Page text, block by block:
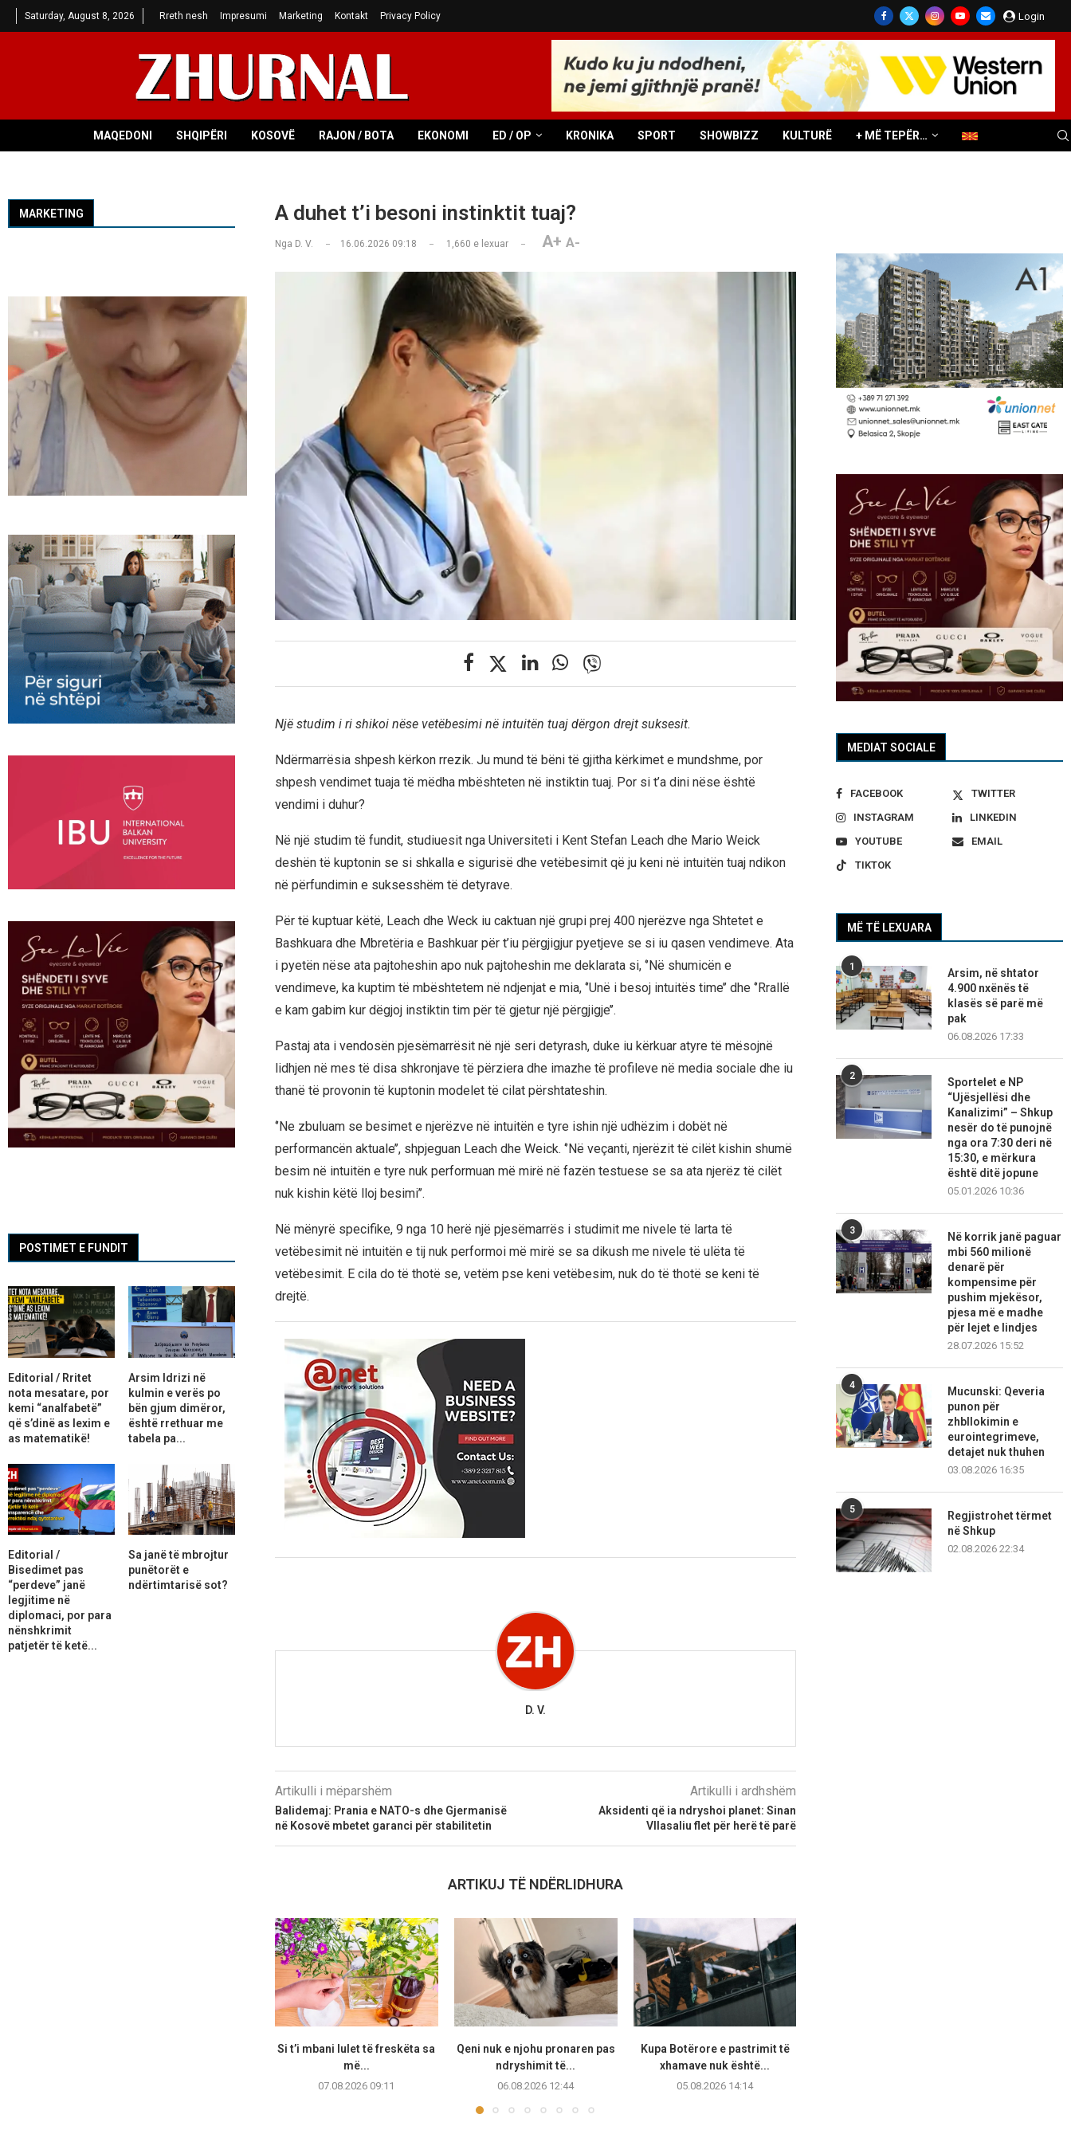
Saturday, August 8, 2026 Rreth nesh Impresumi Marketing Kontakt Privacy Policy Login
MAQEDONI SHQIPËRI KOSOVË RAJON / BOTA EKONOMI ED / OP KRONIKA SPORT SHOWBIZZ KULTURË + MË TEPËR…
A duhet t’i besoni instinktit tuaj?
Nga D. V. 16.06.2026 09:18 1,660 e lexuar A+ A-
Një studim i ri shikoi nëse vetëbesimi në intuitën tuaj dërgon drejt suksesit.
Ndërmarrësia shpesh kërkon rrezik. Ju mund të bëni të gjitha kërkimet e mundshme, por
shpesh vendimet tuaja të mëdha mbështeten në instiktin tuaj. Por si t’a dini nëse është
vendimi i duhur?
Në një studim të fundit, studiuesit nga Universiteti i Kent Stefan Leach dhe Mario Weick
deshën të kuptonin se si shkalla e sigurisë dhe vetëbesimit që ju keni në intuitën tuaj ndikon
në përfundimin e suksesshëm të detyrave.
Për të kuptuar këtë, Leach dhe Weck iu caktuan një grupi prej 400 njerëzve nga Shtetet e
Bashkuara dhe Mbretëria e Bashkuar për t’iu përgjigjur pyetjeve se si iu qasen vendimeve. Ata
i pyetën nëse ata pajtoheshin apo nuk pajtoheshin me deklarata si, ‘’Në shumicën e
vendimeve, ka kuptim të mbështetem në ndjenjat e mia, ‘’Unë i besoj intuitës time’’ dhe ‘’Rrallë
e kam gabim kur dëgjoj instiktin tim për të gjetur një përgjigje’’.
Pastaj ata i vendosën pjesëmarrësit në një seri detyrash, duke iu kërkuar atyre të mësojnë
lidhjen në mes të disa shkronjave të përziera dhe imazhe të profileve në media sociale dhe iu
thanë të provonin të kuptonin modelet të cilat përshtateshin.
‘’Ne zbuluam se besimet e njerëzve në intuitën e tyre ishin një udhëzim i dobët në
performancën aktuale’’, shpjeguan Leach dhe Weick. ‘’Në veçanti, njerëzit të cilët kishin shumë
besim në intuitën e tyre nuk performuan më mirë në fazën testuese se sa ata njerëz të cilët
nuk kishin këtë lloj besimi’’.
Në mënyrë specifike, 9 nga 10 herë një pjesëmarrës i studimit me nivele të larta të
vetëbesimit në intuitën e tij nuk performoi më mirë se sa dikush me nivele të ulëta të
vetëbesimit. E cila do të thotë se, vetëm pse keni vetëbesim, nuk do të thotë se keni të
drejtë.
D. V.
Artikulli i mëparshëm
Balidemaj: Prania e NATO-s dhe Gjermanisë
në Kosovë mbetet garanci për stabilitetin
Artikulli i ardhshëm
Aksidenti që ia ndryshoi planet: Sinan
Vllasaliu flet për herë të parë
ARTIKUJ TË NDËRLIDHURA
Si t’i mbani lulet të freskëta sa
më...
07.08.2026 09:11
Qeni nuk e njohu pronaren pas
ndryshimit të...
06.08.2026 12:44
Kupa Botërore e pastrimit të
xhamave nuk është...
05.08.2026 14:14
MEDIAT SOCIALE
FACEBOOK
TWITTER
INSTAGRAM
LINKEDIN
YOUTUBE
EMAIL
TIKTOK
MË TË LEXUARA
1
Arsim, në shtator
4.900 nxënës të
klasës së parë më
pak
06.08.2026 17:33
2
Sportelet e NP
“Ujësjellësi dhe
Kanalizimi” – Shkup
nesër do të punojnë
nga ora 7:30 deri në
15:30, e mërkura
është ditë jopune
05.01.2026 10:36
3
Në korrik janë paguar
mbi 560 milionë
denarë për
kompensime për
pushim mjekësor,
pjesa më e madhe
për lejet e lindjes
28.07.2026 15:52
4
Mucunski: Qeveria
punon për
zhbllokimin e
eurointegrimeve,
detajet nuk thuhen
03.08.2026 16:35
5
Regjistrohet tërmet
në Shkup
02.08.2026 22:34
MARKETING
POSTIMET E FUNDIT
Editorial / Rritet
nota mesatare, por
kemi “analfabetë”
që s’dinë as lexim e
as matematikë!
Arsim Idrizi në
kulmin e verës po
bën gjum dimëror,
është rrethuar me
tabela pa...
Editorial /
Bisedimet pas
“perdeve” janë
legjitime në
diplomaci, por para
nënshkrimit
patjetër të ketë...
Sa janë të mbrojtur
punëtorët e
ndërtimtarisë sot?